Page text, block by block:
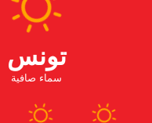
تونس
سماء صافية